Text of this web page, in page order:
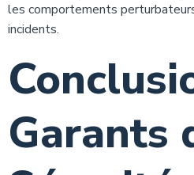
les comportements
incidents.
Garants